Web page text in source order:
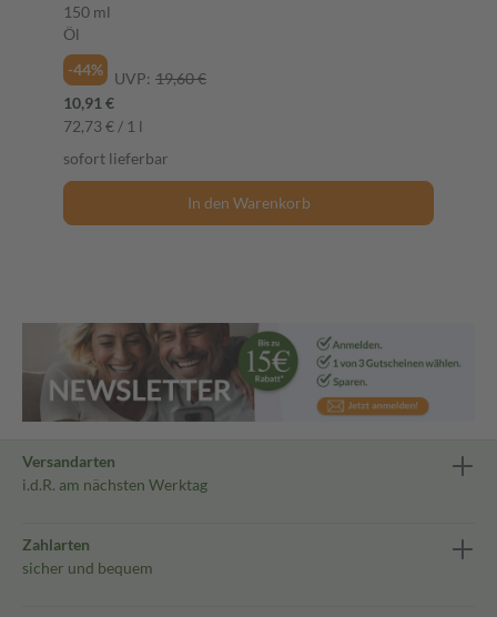
150 ml
Öl
-44%
UVP: 19,60 €
10,91 €
72,73 € / 1 l
sofort lieferbar
In den Warenkorb
Versandarten
i.d.R. am nächsten Werktag
Zahlarten
sicher und bequem